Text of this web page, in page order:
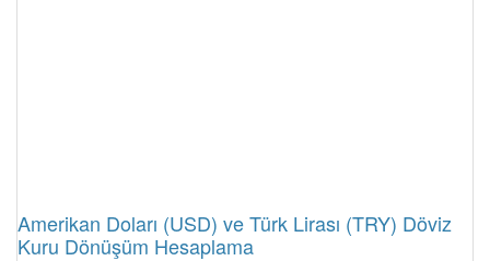
Amerikan Doları (USD) ve Türk Lirası (TRY) Döviz
Kuru Dönüşüm Hesaplama